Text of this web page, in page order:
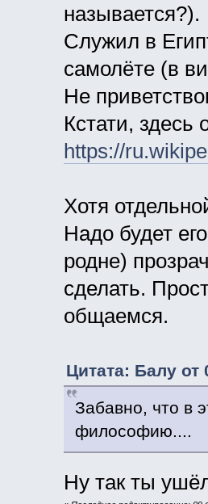
называется?).
Служил в
самолёте (в
Не
Кстати, здесь
https://
Хотя
Надо будет
родне)
сделать.
общаемся.
Цитата: Балу от
Забавно, что в
философию....
Ну так ты